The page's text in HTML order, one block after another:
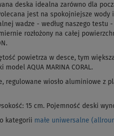
deska idealna zarówno dla
jest na spokojniejsze
wadze - według naszego
rozłożony na całej
powietrza w desce, tym
AQUA MARINA CORAL.
regulowane wiosło aluminiowe
15 cm. Pojemność deski
kategorii małe uniwersalne